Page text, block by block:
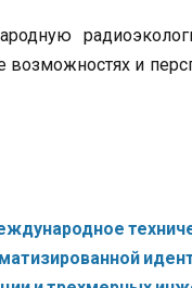
возможностях и